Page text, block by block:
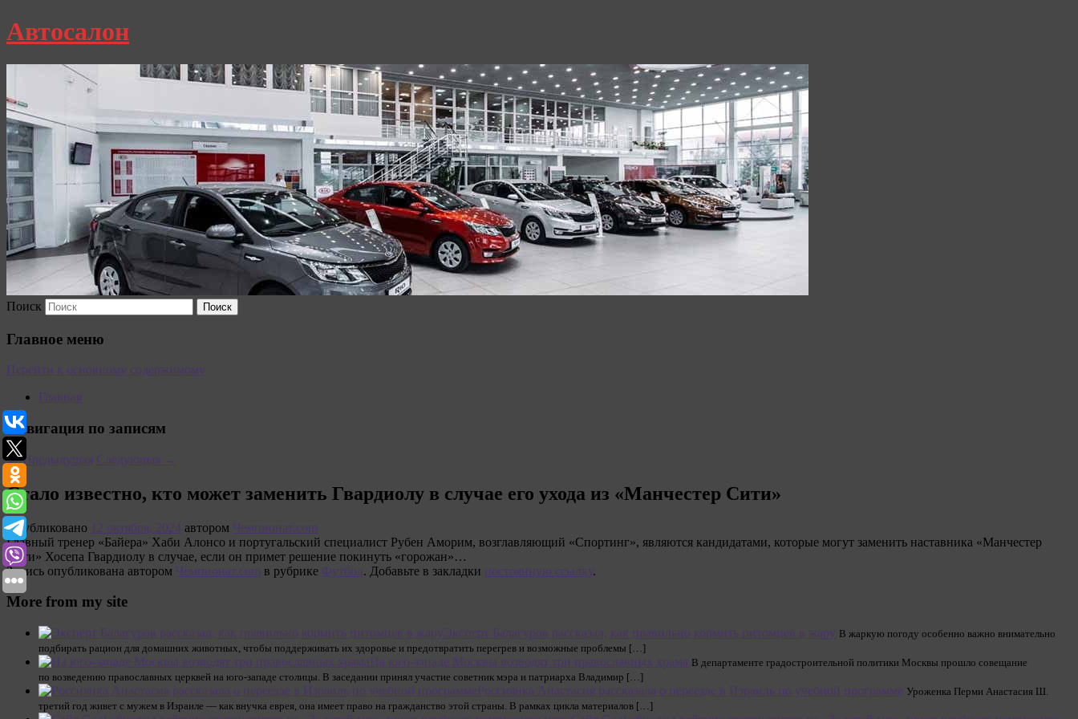
Автосалон
Поиск
Главное меню
Перейти к основному содержимому
Главная
Навигация по записям
←Предыдущая Следующая →
Стало известно, кто может заменить Гвардиолу в случае его ухода из «Манчестер Сити»
Опубликовано 12 октября, 2024 автором Чемпионат.com
Главный тренер «Байера» Хаби Алонсо и португальский специалист Рубен Аморим, возглавляющий «Спортинг», являются кандидатами, которые могут заменить наставника «Манчестер
Сити» Хосепа Гвардиолу в случае, если он примет решение покинуть «горожан»…
Запись опубликована автором Чемпионат.com в рубрике Футбол. Добавьте в закладки постоянную ссылку.
More from my site
Эксперт Балагуров рассказал, как правильно кормить питомцев в жару В жаркую погоду особенно важно внимательно
подбирать рацион для домашних животных, чтобы поддерживать их здоровье и предотвратить перегрев и возможные проблемы […]
На юго-западе Москвы возводят три православных храма В департаменте градостроительной политики Москвы прошло совещание
по возведению православных церквей на юго-западе столицы. В заседании принял участие советник мэра и патриарха Владимир […]
Россиянка Анастасия рассказала о переезде в Израиль по учебной программе Уроженка Перми Анастасия Ш.
третий год живет с мужем в Израиле — как внучка еврея, она имеет право на гражданство этой страны. В рамках цикла материалов […]